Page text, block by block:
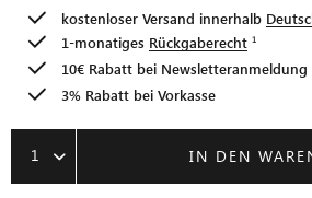
kostenloser Versand innerhalb
1-monatiges Rückgaberecht
10€ Rabatt bei Newsletteranmeldung
3% Rabatt bei Vorkasse
1 IN DEN